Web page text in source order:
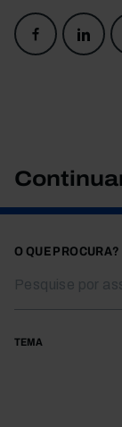
O QUE PROCURA?
TEMA